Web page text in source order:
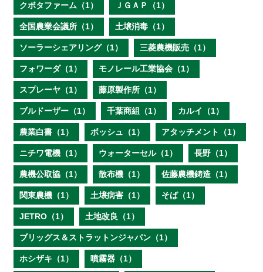
クボタファーム（1） ＪＧＡＰ（1）
全国農業会議所（1） 土壌消毒（1）
ソーラーシェアリング（1） 三菱農機販売（1）
フォワーダ（1） モノレール工業協会（1）
スプレーヤ（1） 藤原製作所（1）
ブルドーザー（1） 千葉商組（1） カルイ（1）
農業白書（1） ボッシュ（1） アタッチメント（1）
ニチワ電機（1） ウォーターセル（1） 長野（1）
農機公取協（1） 散布機（1） 佐藤農機鋳造（1）
関東農機（1） 土壌病害（1） そば（1）
JETRO（1） 土地改良（1）
ブリッグス＆ストラットンジャパン（1）
ホシザキ（1） 噴霧器（1）